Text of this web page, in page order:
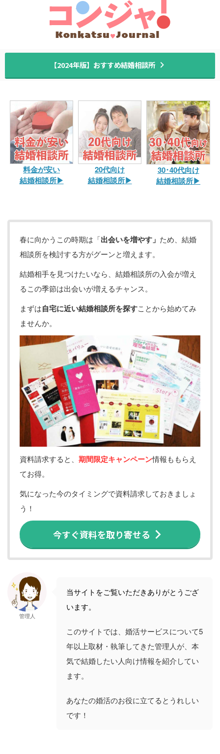
【2024年版】おすすめ結婚相談所
料金が安い
結婚相談所▶︎
20代向け
結婚相談所▶︎
30･40代向け
結婚相談所▶︎
春に向かうこの時期は「出会いを増やす」 ため、結婚
相談所を検討する方がグーンと増えます。
結婚相手を見つけたいなら、結婚相談所の入会が増え
るこの季節は出会いが増えるチャンス。
まずは自宅に近い結婚相談所を探すことから始めてみ
ませんか。
資料請求すると、 期間限定キャンペーン情報ももらえ
てお得。
気になった今のタイミングで資料請求しておきましょ
う！
今すぐ資料を取り寄せる
管理人
当サイトをご覧いただきありがとうござ
います。
このサイトでは、婚活サービスについて5
年以上取材・執筆してきた管理人が、本
気で結婚したい人向け情報を紹介してい
ます。
あなたの婚活のお役に立てるとうれしい
です！